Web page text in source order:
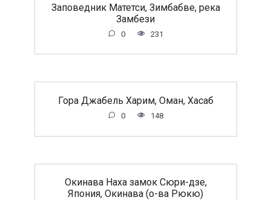
Заповедник Матетси, Зимбабве, река
Замбези
0 231
Гора Джабель Харим, Оман, Хасаб
0 148
Окинава Наха замок Сюри-дзе,
Япония, Окинава (о-ва Рюкю)